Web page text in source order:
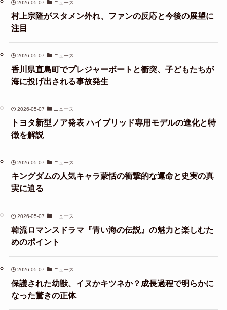
2026-05-07 ニュース
村上宗隆がスタメン外れ、ファンの反応と今後の展望に
注目
2026-05-07 ニュース
香川県直島町でプレジャーボートと衝突、子どもたちが
海に投げ出される事故発生
2026-05-07 ニュース
トヨタ新型ノア発表 ハイブリッド専用モデルの進化と特
徴を解説
2026-05-07 ニュース
キングダムの人気キャラ蒙恬の衝撃的な運命と史実の真
実に迫る
2026-05-07 ニュース
韓流ロマンスドラマ『青い海の伝説』の魅力と楽しむた
めのポイント
2026-05-07 ニュース
保護された幼獣、イヌかキツネか？成長過程で明らかに
なった驚きの正体